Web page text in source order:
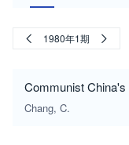
1980年1期
Communist
Chang, C.